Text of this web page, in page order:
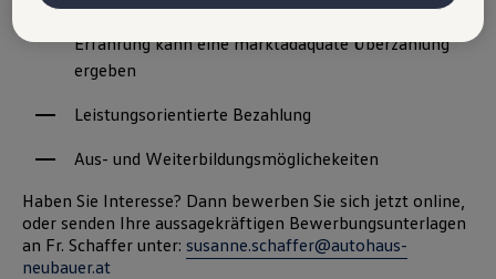
Erfahrung kann eine marktadäquate Überzahlung
ergeben
Leistungsorientierte Bezahlung
Aus- und Weiterbildungsmöglichekeiten
Haben Sie Interesse? Dann bewerben Sie sich jetzt online,
oder senden Ihre aussagekräftigen Bewerbungsunterlagen
an Fr. Schaffer unter: susanne.schaffer@autohaus-
neubauer.at
Verantwortlich für diese Website und die Cookies ist die Porsche
Sie in der Cookie-Richtlinie oder in den Cookie-Einstellungen. Sie
finden die Cookie-Einstellungen am Ende der Webseite.
Hinweis zu Cookies für Marketingzwecke:
einen von uns personalisierten Link auf unsere Website gelangen,
(„Cookies mit Marketingzwecke“) haben, von Ihrem zugeordneten
GmbH & Co KG, eingesehen werden.
VW Cookie-Richtlinien